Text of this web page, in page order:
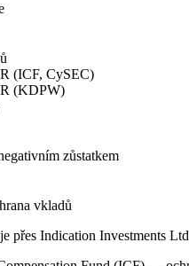
(ICF, CySEC)
(KDPW)
zůstatkem
vkladů
přes Indication Investments